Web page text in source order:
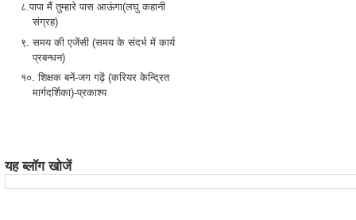
८.पापा मैं तुम्हारे पास आऊंगा(लघु कहानी
संग्रह)
९. समय की एजेंसी (समय के संदर्भ में कार्य
प्रबन्धन)
१०. शिक्षक बनें-जग गढ़ें (करियर केन्द्रित
मार्गदर्शिका)-प्रकाश्य
यह ब्लॉग खोजें